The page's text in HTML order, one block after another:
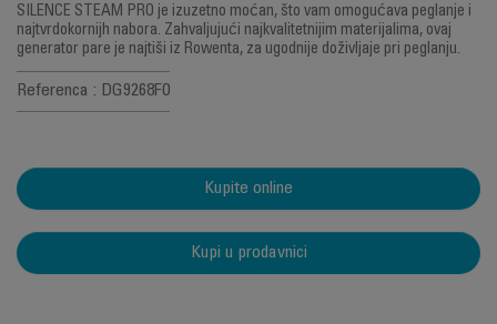
SILENCE STEAM PRO je izuzetno moćan, što vam omogućava peglanje i
najtvrdokornijh nabora. Zahvaljujući najkvalitetnijim materijalima, ovaj
generator pare je najtiši iz Rowenta, za ugodnije doživljaje pri peglanju.
Referenca : DG9268F0
Kupite online
Kupi u prodavnici